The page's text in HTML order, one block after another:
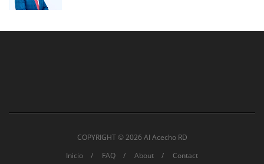
COPYRIGHT ©2026 Al Acecho RD
Inicio
FAQ About Contact